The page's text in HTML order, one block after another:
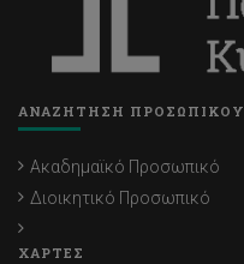
ΑΝΑΖΗΤΗΣΗ ΠΡΟΣΩΠΙΚΟΥ
Ακαδημαϊκό Προσωπικό
Διοικητικό Προσωπικό
ΧΑΡΤΕΣ